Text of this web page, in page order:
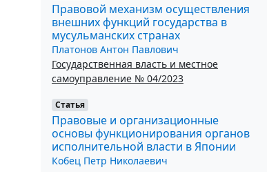
Правовой механизм осуществления
внешних функций государства в
мусульманских странах
Платонов Антон Павлович
Государственная власть и местное
самоуправление № 04/2023
Статья
Правовые и организационные
основы функционирования органов
исполнительной власти в Японии
Кобец Петр Николаевич